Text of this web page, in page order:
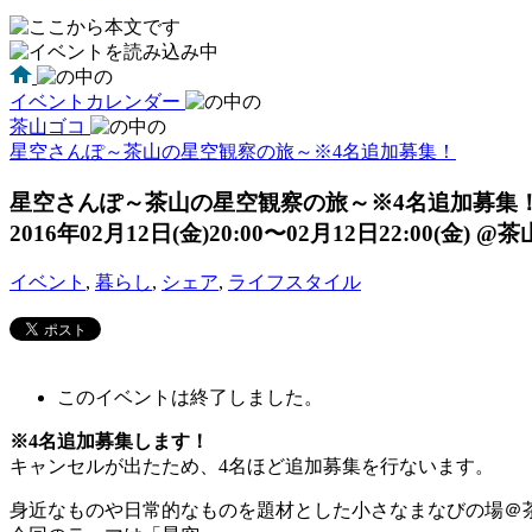
イベントカレンダー
茶山ゴコ
星空さんぽ～茶山の星空観察の旅～※4名追加募集！
星空さんぽ～茶山の星空観察の旅～※4名追加募集！
2016年02月12日(金)20:00〜02月12日22:00(金) @茶
イベント , 暮らし, シェア, ライフスタイル
このイベントは終了しました。
※4名追加募集します！
キャンセルが出たため、4名ほど追加募集を行ないます。
身近なものや日常的なものを題材とした小さなまなびの場＠